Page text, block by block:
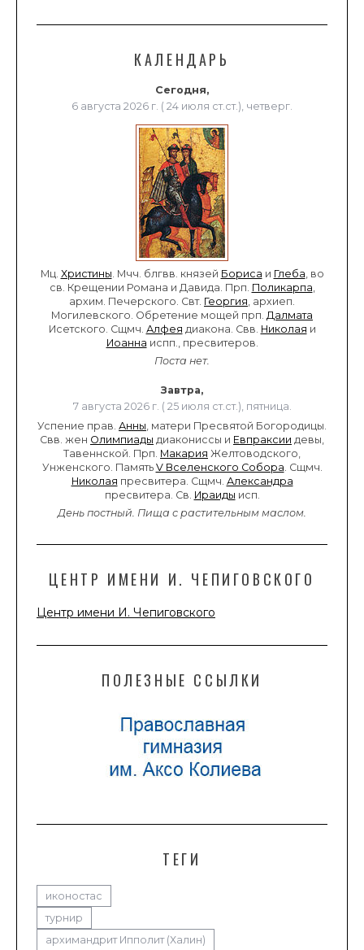
КАЛЕНДАРЬ
Сегодня,
6 августа 2026 г. ( 24 июля ст.ст.), четверг.
Мц. Христины. Мчч. блгвв. князей Бориса и Глеба, во
св. Крещении Романа и Давида. Прп. Поликарпа,
архим. Печерского. Свт. Георгия, архиеп.
Могилевского. Обретение мощей прп. Далмата
Исетского. Сщмч. Алфея диакона. Свв. Николая и
Иоанна испп., пресвитеров.
Поста нет.
Завтра,
7 августа 2026 г. ( 25 июля ст.ст.), пятница.
Успение прав. Анны, матери Пресвятой Богородицы.
Свв. жен Олимпиады диакониссы и Евпраксии девы,
Тавеннской. Прп. Макария Желтоводского,
Унженского. Память V Вселенского Собора. Сщмч.
Николая пресвитера. Сщмч. Александра
пресвитера. Св. Ираиды исп.
День постный. Пища с растительным маслом.
ЦЕНТР ИМЕНИ И. ЧЕПИГОВСКОГО
Центр имени И. Чепиговского
ПОЛЕЗНЫЕ ССЫЛКИ
ТЕГИ
иконостас
турнир
архимандрит Ипполит (Халин)